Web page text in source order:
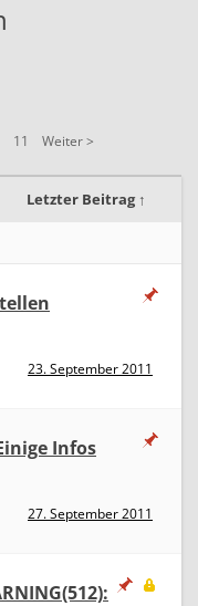
11 Weiter >
Letzter Beitrag ↑
23. September 2011
Infos
27. September 2011